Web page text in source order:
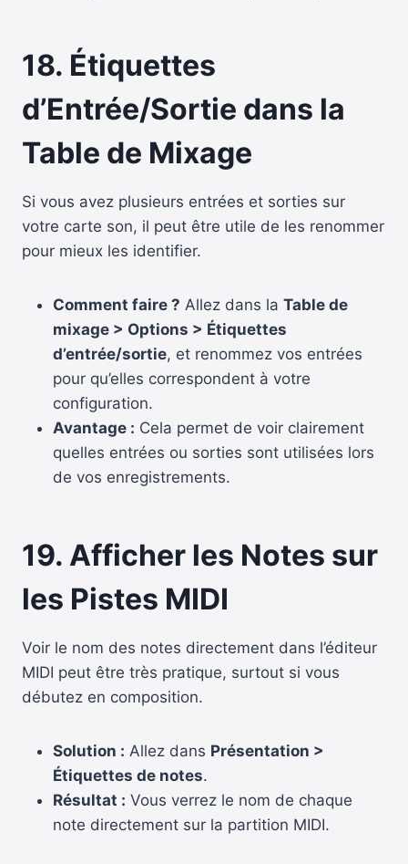
18. Étiquettes
d’Entrée/Sortie dans la
Table de Mixage
Si vous avez plusieurs entrées et sorties sur
votre carte son, il peut être utile de les renommer
pour mieux les identifier.
Comment faire ? Allez dans la Table de
mixage > Options > Étiquettes
d’entrée/sortie, et renommez vos entrées
pour qu’elles correspondent à votre
configuration.
Avantage : Cela permet de voir clairement
quelles entrées ou sorties sont utilisées lors
de vos enregistrements.
19. Afficher les Notes sur
les Pistes MIDI
Voir le nom des notes directement dans l’éditeur
MIDI peut être très pratique, surtout si vous
débutez en composition.
Solution : Allez dans Présentation >
Étiquettes de notes.
Résultat : Vous verrez le nom de chaque
note directement sur la partition MIDI.